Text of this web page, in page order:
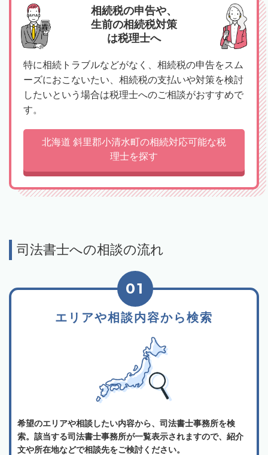
相続税の申告や、
生前の相続税対策
は税理士へ
特に相続トラブルなどがなく、相続税の申告をスム
ーズにおこないたい、相続税の支払いや対策を検討
したいという場合は税理士へのご相談がおすすめで
す。
北海道 斜里郡小清水町の相続対応可能な税
理士を探す
司法書士への相談の流れ
エリアや相談内容から検索
01
希望のエリアや相談したい内容から、司法書士事務所を検
索。該当する司法書士事務所が一覧表示されますので、紹介
文や所在地などで相談先をご検討ください。